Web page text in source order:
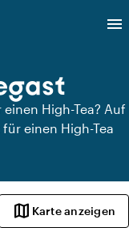
menu
High-Tea? Auf
einen High-Tea
map Karte anzeigen